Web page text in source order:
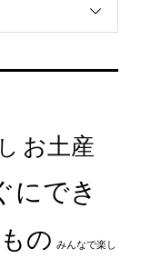
お土産
にでき
の みんなで楽し